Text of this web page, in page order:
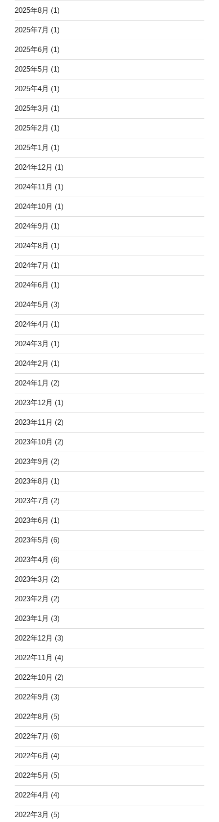
2025年8月 (1)
2025年7月 (1)
2025年6月 (1)
2025年5月 (1)
2025年4月 (1)
2025年3月 (1)
2025年2月 (1)
2025年1月 (1)
2024年12月 (1)
2024年11月 (1)
2024年10月 (1)
2024年9月 (1)
2024年8月 (1)
2024年7月 (1)
2024年6月 (1)
2024年5月 (3)
2024年4月 (1)
2024年3月 (1)
2024年2月 (1)
2024年1月 (2)
2023年12月 (1)
2023年11月 (2)
2023年10月 (2)
2023年9月 (2)
2023年8月 (1)
2023年7月 (2)
2023年6月 (1)
2023年5月 (6)
2023年4月 (6)
2023年3月 (2)
2023年2月 (2)
2023年1月 (3)
2022年12月 (3)
2022年11月 (4)
2022年10月 (2)
2022年9月 (3)
2022年8月 (5)
2022年7月 (6)
2022年6月 (4)
2022年5月 (5)
2022年4月 (4)
2022年3月 (5)